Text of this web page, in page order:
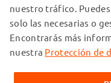
© subtel.es 2026
Todos los precios
Tenga en cuenta que
mencionan en nuestras
nuestro tráfico.
solo las necesarias o
Encontrarás más
nuestra Protección de